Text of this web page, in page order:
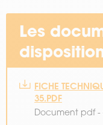
Les
FICHE
35.PDF
Document pdf -